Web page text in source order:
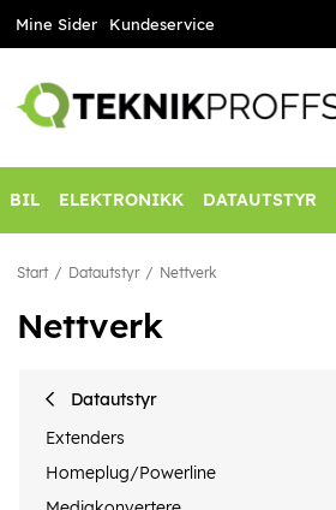
Mine Sider Kundeservice
BIL ELEKTRONIKK DATAUTSTYR
Start Datautstyr Nettverk
Nettverk
Datautstyr
Extenders
Homeplug/Powerline